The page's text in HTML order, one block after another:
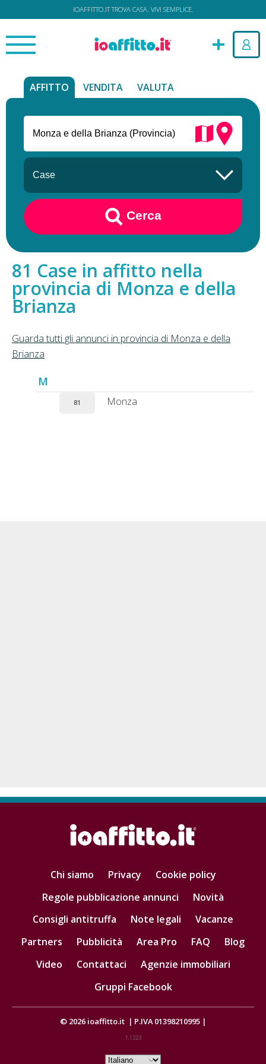
IOAFFITTO.IT TROVA CASA. VIVI SEMPLICE.
AFFITTO VENDITA VALUTA
Cerca
Case in affitto nella
provincia di Monza e della
Brianza
Guarda tutti gli annunci in provincia di Monza e della
Brianza
M
81 Monza
Chi siamo Privacy
Cookie policy
Regole pubblicazione annunci
Novità
Consigli antitruffa
Note legali
Vacanze
Partners
Pubblicità Area Pro FAQ
Blog
Video
Contattaci
Agenzie immobiliari
Gruppi Facebook
© 2026 ioaffitto.it | P.IVA 01398210995 |
1,1223